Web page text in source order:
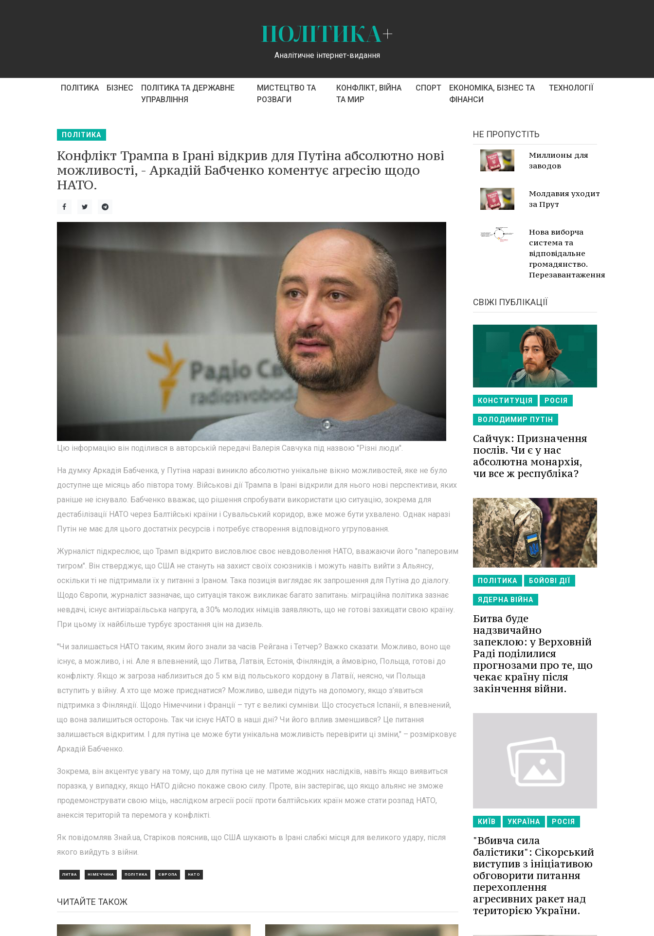
ПОЛІТИКА+
Аналітичне інтернет-видання
ПОЛІТИКА БІЗНЕС
ПОЛІТИКА ТА ДЕРЖАВНЕ
УПРАВЛІННЯ
МИСТЕЦТВО ТА
РОЗВАГИ
КОНФЛІКТ, ВІЙНА
ТА МИР
СПОРТ
ЕКОНОМІКА, БІЗНЕС ТА
ФІНАНСИ
ТЕХНОЛОГІЇ
ПОЛІТИКА
Конфлікт Трампа в Ірані відкрив для Путіна абсолютно нові
можливості, - Аркадій Бабченко коментує агресію щодо
НАТО.
Цю інформацію він поділився в авторській передачі Валерія Савчука під назвою "Різні люди".
На думку Аркадія Бабченка, у Путіна наразі виникло абсолютно унікальне вікно можливостей, яке не було
доступне ще місяць або півтора тому. Військові дії Трампа в Ірані відкрили для нього нові перспективи, яких
раніше не існувало. Бабченко вважає, що рішення спробувати використати цю ситуацію, зокрема для
дестабілізації НАТО через Балтійські країни і Сувальський коридор, вже може бути ухвалено. Однак наразі
Путін не має для цього достатніх ресурсів і потребує створення відповідного угруповання.
Журналіст підкреслює, що Трамп відкрито висловлює своє невдоволення НАТО, вважаючи його "паперовим
тигром". Він стверджує, що США не стануть на захист своїх союзників і можуть навіть вийти з Альянсу,
оскільки ті не підтримали їх у питанні з Іраном. Така позиція виглядає як запрошення для Путіна до діалогу.
Щодо Європи, журналіст зазначає, що ситуація також викликає багато запитань: міграційна політика зазнає
невдачі, існує антиізраїльська напруга, а 30% молодих німців заявляють, що не готові захищати свою країну.
При цьому їх найбільше турбує зростання цін на дизель.
"Чи залишається НАТО таким, яким його знали за часів Рейгана і Тетчер? Важко сказати. Можливо, воно ще
існує, а можливо, і ні. Але я впевнений, що Литва, Латвія, Естонія, Фінляндія, а ймовірно, Польща, готові до
конфлікту. Якщо ж загроза наблизиться до 5 км від польського кордону в Латвії, неясно, чи Польща
вступить у війну. А хто ще може приєднатися? Можливо, шведи підуть на допомогу, якщо з’явиться
підтримка з Фінляндії. Щодо Німеччини і Франції – тут є великі сумніви. Що стосується Іспанії, я впевнений,
що вона залишиться осторонь. Так чи існує НАТО в наші дні? Чи його вплив зменшився? Це питання
залишається відкритим. І для путіна це може бути унікальна можливість перевірити ці зміни," – розмірковує
Аркадій Бабченко.
Зокрема, він акцентує увагу на тому, що для путіна це не матиме жодних наслідків, навіть якщо виявиться
поразка, у випадку, якщо НАТО дійсно покаже свою силу. Проте, він застерігає, що якщо альянс не зможе
продемонструвати свою міць, наслідком агресії росії проти балтійських країн може стати розпад НАТО,
анексія територій та перемога у конфлікті.
Як повідомляв Знай.ua, Старіков пояснив, що США шукають в Ірані слабкі місця для великого удару, після
якого вийдуть з війни.
ЛИТВА НІМЕЧЧИНА ПОЛІТИКА ЄВРОПА НАТО
ЧИТАЙТЕ ТАКОЖ
НЕ ПРОПУСТІТЬ
Миллионы для
заводов
Молдавия уходит
за Прут
Нова виборча
система та
відповідальне
громадянство.
Перезавантаження
СВІЖІ ПУБЛІКАЦІЇ
КОНСТИТУЦІЯ РОСІЯ
ВОЛОДИМИР ПУТІН
Сайчук: Призначення
послів. Чи є у нас
абсолютна монархія,
чи все ж республіка?
ПОЛІТИКА БОЙОВІ ДІЇ
ЯДЕРНА ВІЙНА
Битва буде
надзвичайно
запеклою: у Верховній
Раді поділилися
прогнозами про те, що
чекає країну після
закінчення війни.
КИЇВ УКРАЇНА РОСІЯ
"Вбивча сила
балістики": Сікорський
виступив з ініціативою
обговорити питання
перехоплення
агресивних ракет над
територією України.